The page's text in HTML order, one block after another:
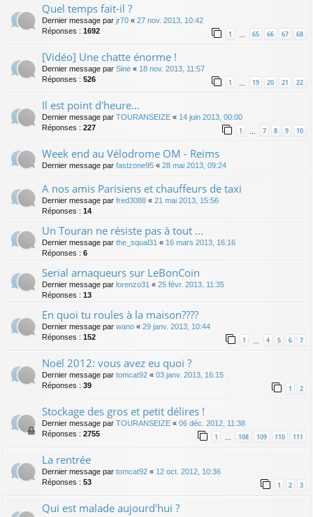
Quel temps fait-il ?
Dernier message par jr70 « 27 nov. 2013, 10:42
Réponses : 1692 1 65 66 67 68
[Vidéo] Une chatte énorme !
Dernier message par Sine « 18 nov. 2013, 11:57
Réponses : 526 1 19 20 21 22
Il est point d'heure...
Dernier message par TOURANSEIZE « 14 juin 2013, 00:00
Réponses : 227 1 7 8 9 10
Week end au Vélodrome OM - Reims
Dernier message par fastzone95 « 28 mai 2013, 09:24
A nos amis Parisiens et chauffeurs de taxi
Dernier message par fred3088 « 21 mai 2013, 15:56
Réponses : 14
Un Touran ne résiste pas à tout ...
Dernier message par the_squal31 « 16 mars 2013, 16:16
Réponses : 6
Serial arnaqueurs sur LeBonCoin
Dernier message par lorenzo31 « 25 févr. 2013, 11:35
Réponses : 13
En quoi tu roules à la maison????
Dernier message par wano « 29 janv. 2013, 10:44
Réponses : 152 1 … 4 5 6 7
Noël 2012: vous avez eu quoi ?
Dernier message par tomcat92 « 03 janv. 2013, 16:15
Réponses : 39 1 2
Stockage des gros et petit délires !
Dernier message par TOURANSEIZE « 06 déc. 2012, 11:38
Réponses : 2755 1 … 108 109 110 111
La rentrée
Dernier message par tomcat92 « 12 oct. 2012, 10:36
Réponses : 53 1 2 3
Qui est malade aujourd'hui ?